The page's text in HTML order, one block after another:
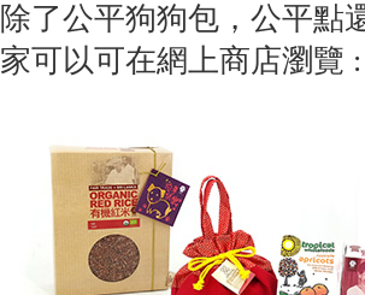
除了公平狗狗包，公平點
家可以可在網上商店瀏覽 :